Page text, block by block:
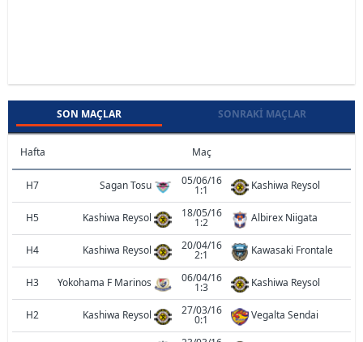
SON MAÇLAR SONRAKI MAÇLAR
Hafta Maç
H7 Sagan Tosu 05/06/16
1:1 Kashiwa Reysol
H5 Kashiwa Reysol 18/05/16
1:2 Albirex Niigata
H4 Kashiwa Reysol 20/04/16
2:1 Kawasaki Frontale
H3 Yokohama F Marinos 06/04/16
1:3 Kashiwa Reysol
H2 Kashiwa Reysol 27/03/16
0:1 Vegalta Sendai